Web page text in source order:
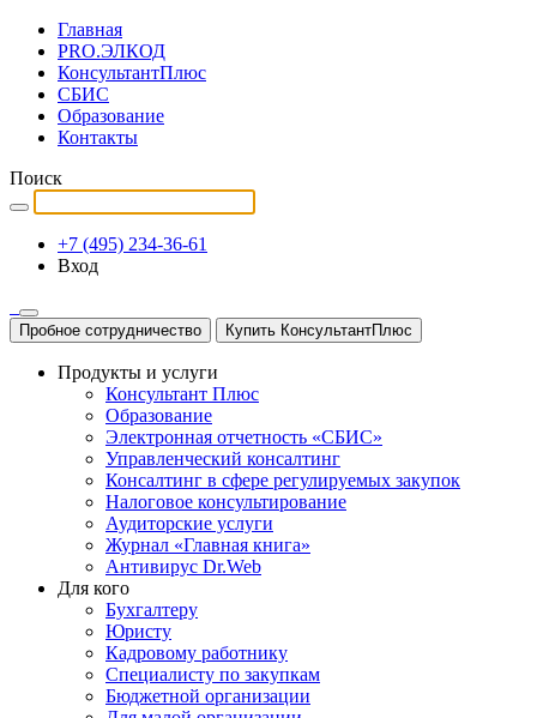
Главная
PRO.ЭЛКОД
КонсультантПлюс
СБИС
Образование
Контакты
Поиск
+7 (495) 234-36-61
Вход
Пробное сотрудничество Купить КонсультантПлюс
Продукты и услуги
Консультант Плюс
Образование
Электронная отчетность «СБИС»
Управленческий консалтинг
Консалтинг в сфере регулируемых закупок
Налоговое консультирование
Аудиторские услуги
Журнал «Главная книга»
Антивирус Dr.Web
Для кого
Бухгалтеру
Юристу
Кадровому работнику
Специалисту по закупкам
Бюджетной организации